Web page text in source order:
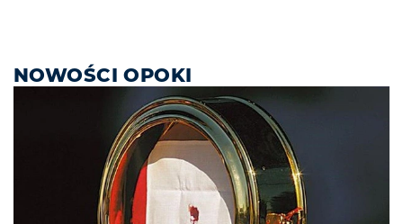
NOWOŚCI OPOKI